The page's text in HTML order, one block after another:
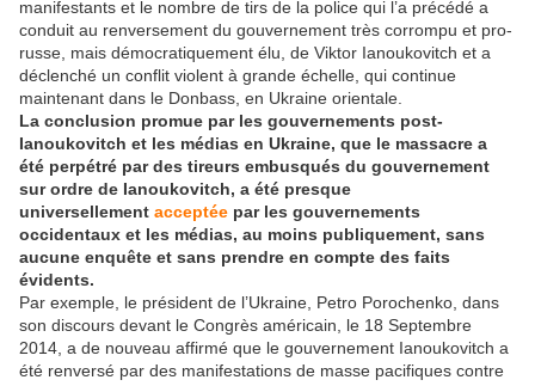
manifestants et le nombre de tirs de la police qui l’a précédé a
conduit au renversement du gouvernement très corrompu et pro-
russe, mais démocratiquement élu, de Viktor Ianoukovitch et a
déclenché un conflit violent à grande échelle, qui continue
maintenant dans le Donbass, en Ukraine orientale.
La conclusion promue par les gouvernements post-
Ianoukovitch et les médias en Ukraine, que le massacre a
été perpétré par des tireurs embusqués du gouvernement
sur ordre de Ianoukovitch, a été presque
universellement acceptée par les gouvernements
occidentaux et les médias, au moins publiquement, sans
aucune enquête et sans prendre en compte des faits
évidents.
Par exemple, le président de l’Ukraine, Petro Porochenko, dans
son discours devant le Congrès américain, le 18 Septembre
2014, a de nouveau affirmé que le gouvernement Ianoukovitch a
été renversé par des manifestations de masse pacifiques contre